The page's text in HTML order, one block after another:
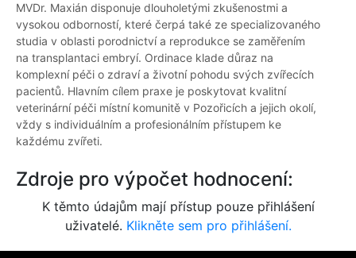
MVDr. Maxián disponuje dlouholetými zkušenostmi a
vysokou odborností, které čerpá také ze specializovaného
studia v oblasti porodnictví a reprodukce se zaměřením
na transplantaci embryí. Ordinace klade důraz na
komplexní péči o zdraví a životní pohodu svých zvířecích
pacientů. Hlavním cílem praxe je poskytovat kvalitní
veterinární péči místní komunitě v Pozořicích a jejich okolí,
vždy s individuálním a profesionálním přístupem ke
každému zvířeti.
Zdroje pro výpočet hodnocení:
K těmto údajům mají přístup pouze přihlášení
uživatelé. Klikněte sem pro přihlášení.